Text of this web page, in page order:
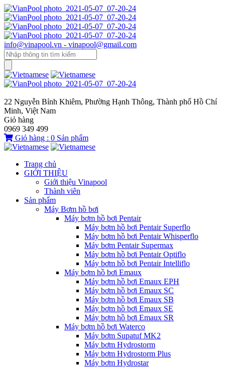
info@vinapool.vn - vinapool@gmail.com
22 Nguyễn Bỉnh Khiêm, Phường Hạnh Thông, Thành phố Hồ Chí
Minh, Việt Nam
Giỏ hàng
0969 349 499
Giỏ hàng : 0 Sản phẩm
Trang chủ
GIỚI THIỆU
Giới thiệu Vinapool
Thành viên
Sản phẩm
Máy Bơm hồ bơi
Máy bơm hồ bơi Pentair
Máy bơm hồ bơi Pentair Superflo
Máy bơm hồ bơi Pentair Whisperflo
Máy bơm Pentair Supermax
Máy bơm hồ bơi Pentair Optiflo
Máy bơm hồ bơi Pentair Intelliflo
Máy bơm hồ bơi Emaux
Máy bơm hồ bơi Emaux EPH
Máy bơm hồ bơi Emaux SC
Máy bơm hồ bơi Emaux SB
Máy bơm hồ bơi Emaux SE
Máy bơm hồ bơi Emaux SR
Máy bơm hồ bơi Waterco
Máy bơm Supatuf MK2
Máy bơm Hydrostorm
Máy bơm Hydrostorm Plus
Máy bơm Hydrostar